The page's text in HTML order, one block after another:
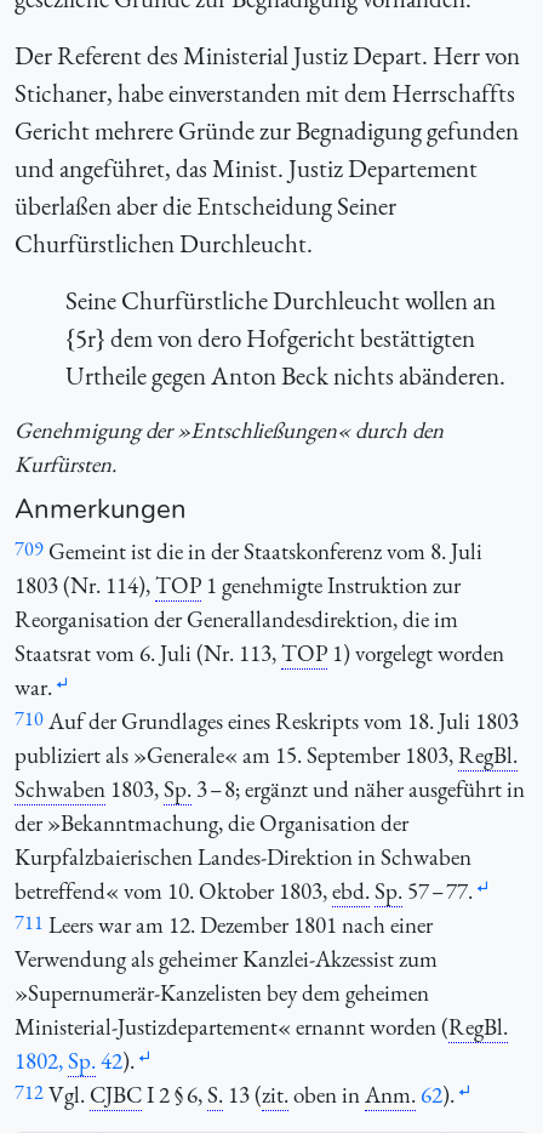
Der Referent des Ministerial Justiz Depart. Herr von
Stichaner, habe einverstanden mit dem Herrschaffts
Gericht mehrere Gründe zur Begnadigung gefunden
und angeführet, das Minist. Justiz Departement
überlaßen aber die Entscheidung Seiner
Churfürstlichen Durchleucht.
Seine Churfürstliche Durchleucht wollen an
{5r} dem von dero Hofgericht bestättigten
Urtheile gegen Anton Beck nichts abänderen.
Genehmigung der »Entschließungen« durch den
Kurfürsten.
Anmerkungen
709Gemeint ist die in der Staatskonferenz vom 8. Juli
1803 (Nr. 114),TOP 1 genehmigte Instruktion zur
Reorganisation der Generallandesdirektion, die im
Staatsrat vom 6. Juli (Nr. 113,TOP 1) vorgelegt worden
war.
710Auf der Grundlages eines Reskripts vom 18. Juli 1803
publiziert als »Generale« am 15. September 1803,RegBl.
Schwaben 1803,Sp. 3 – 8; ergänzt und näher ausgeführt in
der »Bekanntmachung, die Organisation der
Kurpfalzbaierischen Landes-Direktion in Schwaben
betreffend« vom 10. Oktober 1803,ebd.Sp. 57 – 77.
711 Leers war am 12. Dezember 1801 nach einer
Verwendung als geheimer Kanzlei-Akzessist zum
»Supernumerär-Kanzelisten bey dem geheimen
Ministerial-Justizdepartement« ernannt worden (RegBl.
1802,Sp.42).
712Vgl. CJBCI 2 § 6,S. 13 (zit.oben inAnm. 62).